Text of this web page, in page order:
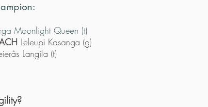
Moonlight Queen (t)
Leleupi Kasanga (g)
Langila (t)